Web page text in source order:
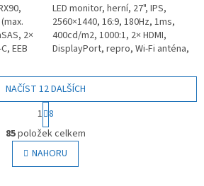
2×
EEB
LED monitor, herní, 27", IPS,
2560×1440, 16:9, 180Hz, 1ms,
400cd/m2, 1000:1, 2× HDMI,
DisplayPort, repro, Wi-Fi anténa,
O
v
l
á
NAČÍST 12 DALŠÍCH
S
t
r
á
n
k
1 8
85položek celkem
NAHORU